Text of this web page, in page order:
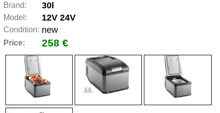
Brand: 30l
Model: 12V 24V
Condition: new
Price: 258 €